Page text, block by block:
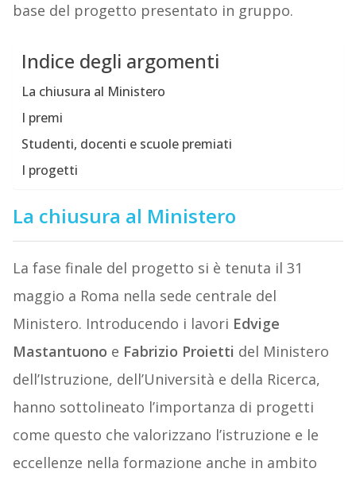
base del progetto presentato in gruppo.
Indice degli argomenti
La chiusura al Ministero
I premi
Studenti, docenti e scuole premiati
I progetti
La chiusura al Ministero
La fase finale del progetto si è tenuta il 31
maggio a Roma nella sede centrale del
Ministero. Introducendo i lavori Edvige
Mastantuono e Fabrizio Proietti del Ministero
dell’Istruzione, dell’Università e della Ricerca,
hanno sottolineato l’importanza di progetti
come questo che valorizzano l’istruzione e le
eccellenze nella formazione anche in ambito